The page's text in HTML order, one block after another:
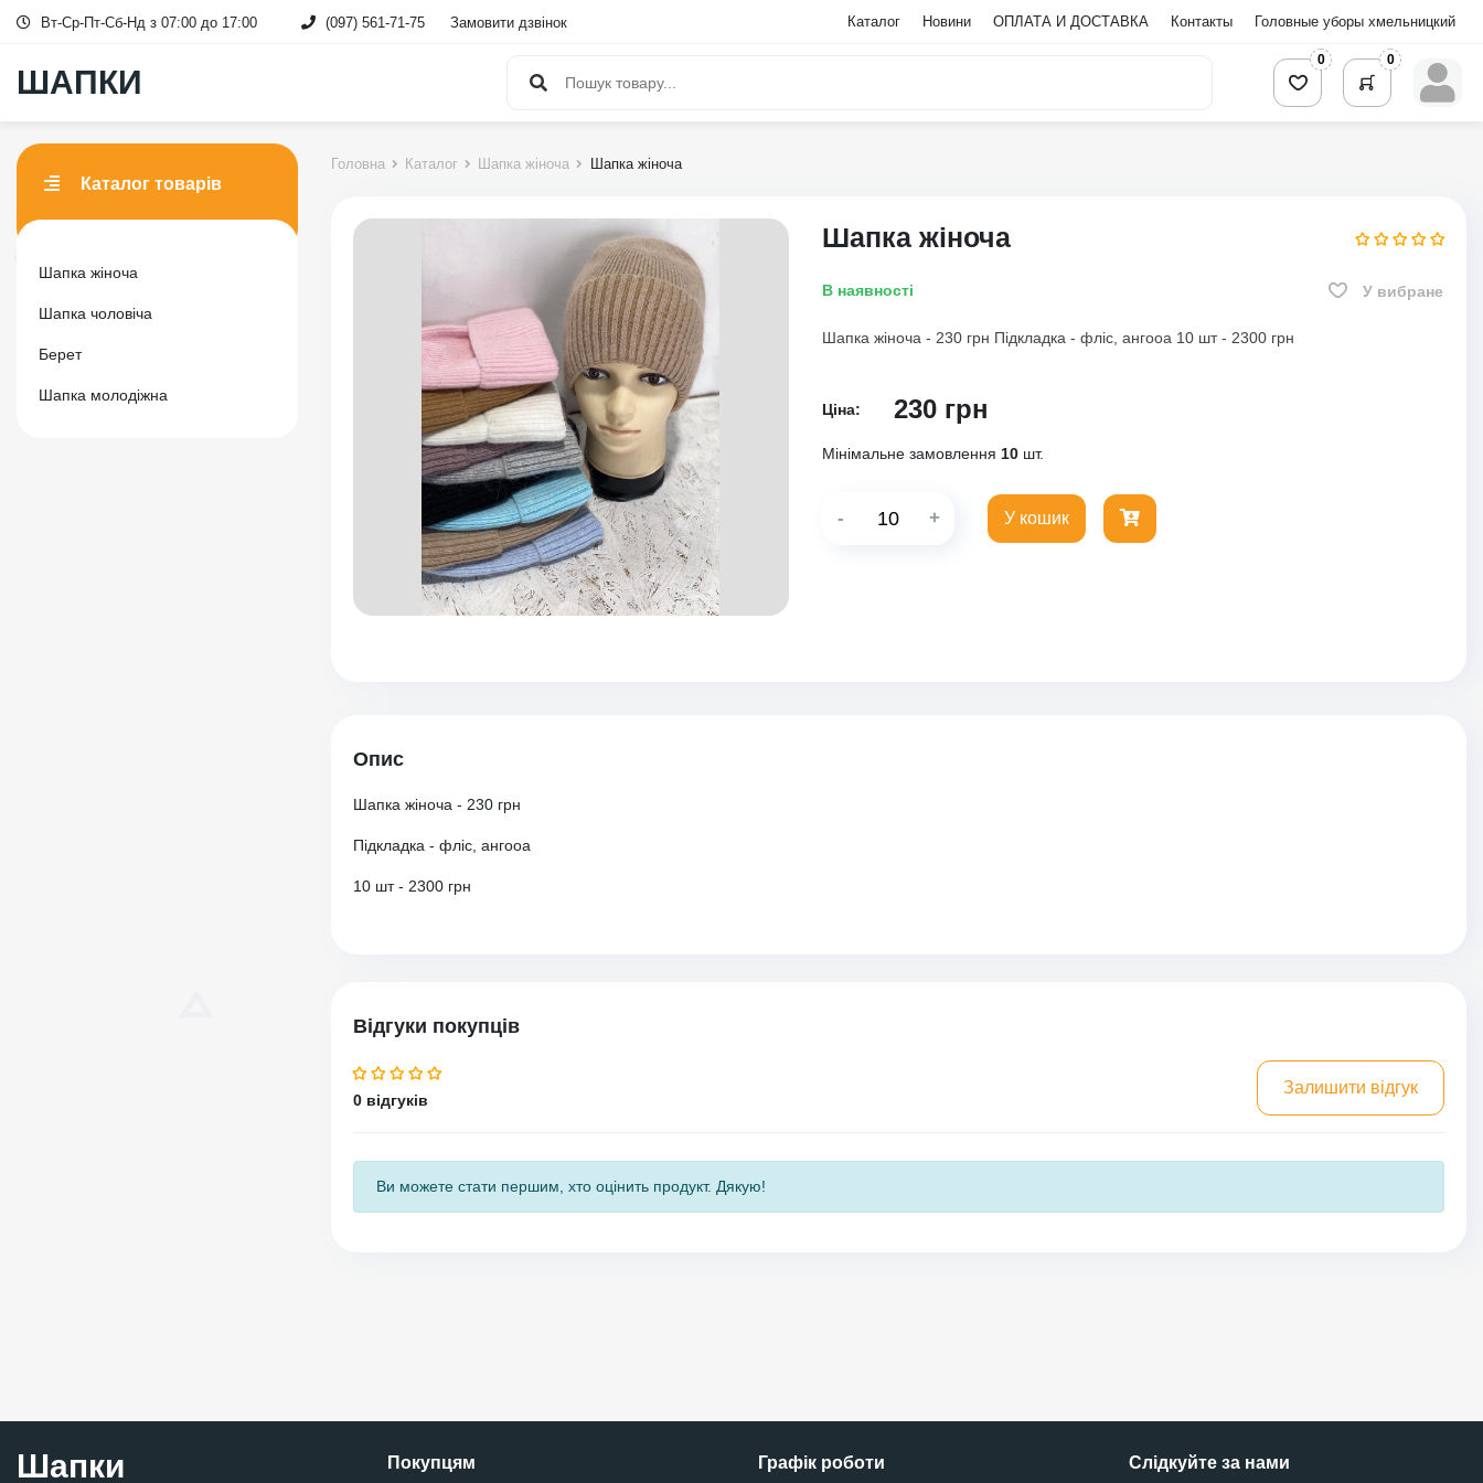
Вт-Ср-Пт-Сб-Нд з 07:00 до 17:00 (097) 561-71-75 Замовити дзвінок Каталог Новини ОПЛАТА И ДОСТАВКА Контакты Головные уборы хмельницкий
ШАПКИ
0 0
Каталог товарів
Шапка жіноча
Шапка чоловіча
Берет
Шапка молодіжна
Головна Каталог Шапка жіноча Шапка жіноча
Шапка жіноча
В наявності У вибране
Шапка жіноча - 230 грн Підкладка - фліс, ангооа 10 шт - 2300 грн
Ціна: 230 грн
Мінімальне замовлення 10шт.
- + У кошик
Опис
Шапка жіноча - 230 грн
Підкладка - фліс, ангооа
10 шт - 2300 грн
Відгуки покупців
0 відгуків
Залишити відгук
Ви можете стати першим, хто оцінить продукт. Дякую!
Шапки Покупцям Графік роботи Слідкуйте за нами